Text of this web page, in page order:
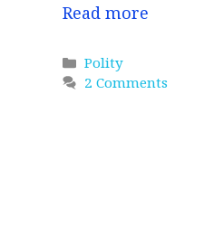
Read more
Categories
Polity
2 Comments